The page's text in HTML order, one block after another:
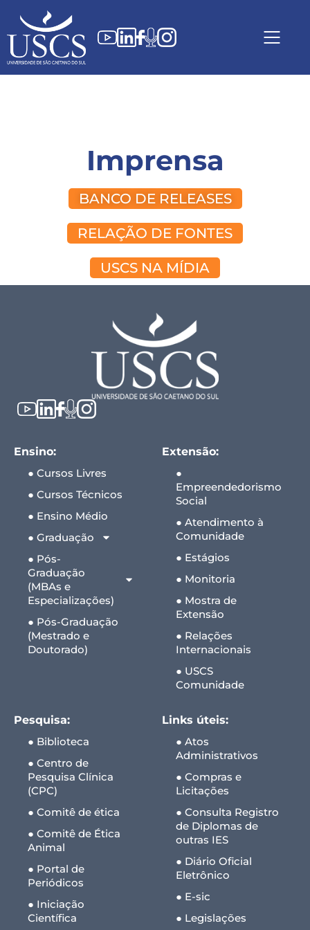
Imprensa
BANCO DE RELEASES
RELAÇÃO DE FONTES
USCS NA MÍDIA
Ensino:
● Cursos Livres
● Cursos Técnicos
● Ensino Médio
● Graduação
● Pós-
Graduação
(MBAs e
Especializações)
● Pós-Graduação
(Mestrado e
Doutorado)
Pesquisa:
● Biblioteca
● Centro de
Pesquisa Clínica
(CPC)
● Comitê de ética
● Comitê de Ética
Animal
● Portal de
Periódicos
● Iniciação
Científica
Extensão:
●
Empreendedorismo
Social
● Atendimento à
Comunidade
● Estágios
● Monitoria
● Mostra de
Extensão
● Relações
Internacionais
● USCS
Comunidade
Links úteis:
● Atos
Administrativos
● Compras e
Licitações
● Consulta Registro
de Diplomas de
outras IES
● Diário Oficial
Eletrônico
● E-sic
● Legislações